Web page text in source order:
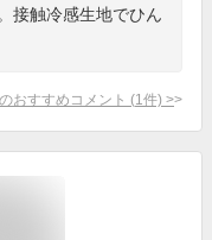
接触冷感生地でひん
おすすめコメント (1 件) >